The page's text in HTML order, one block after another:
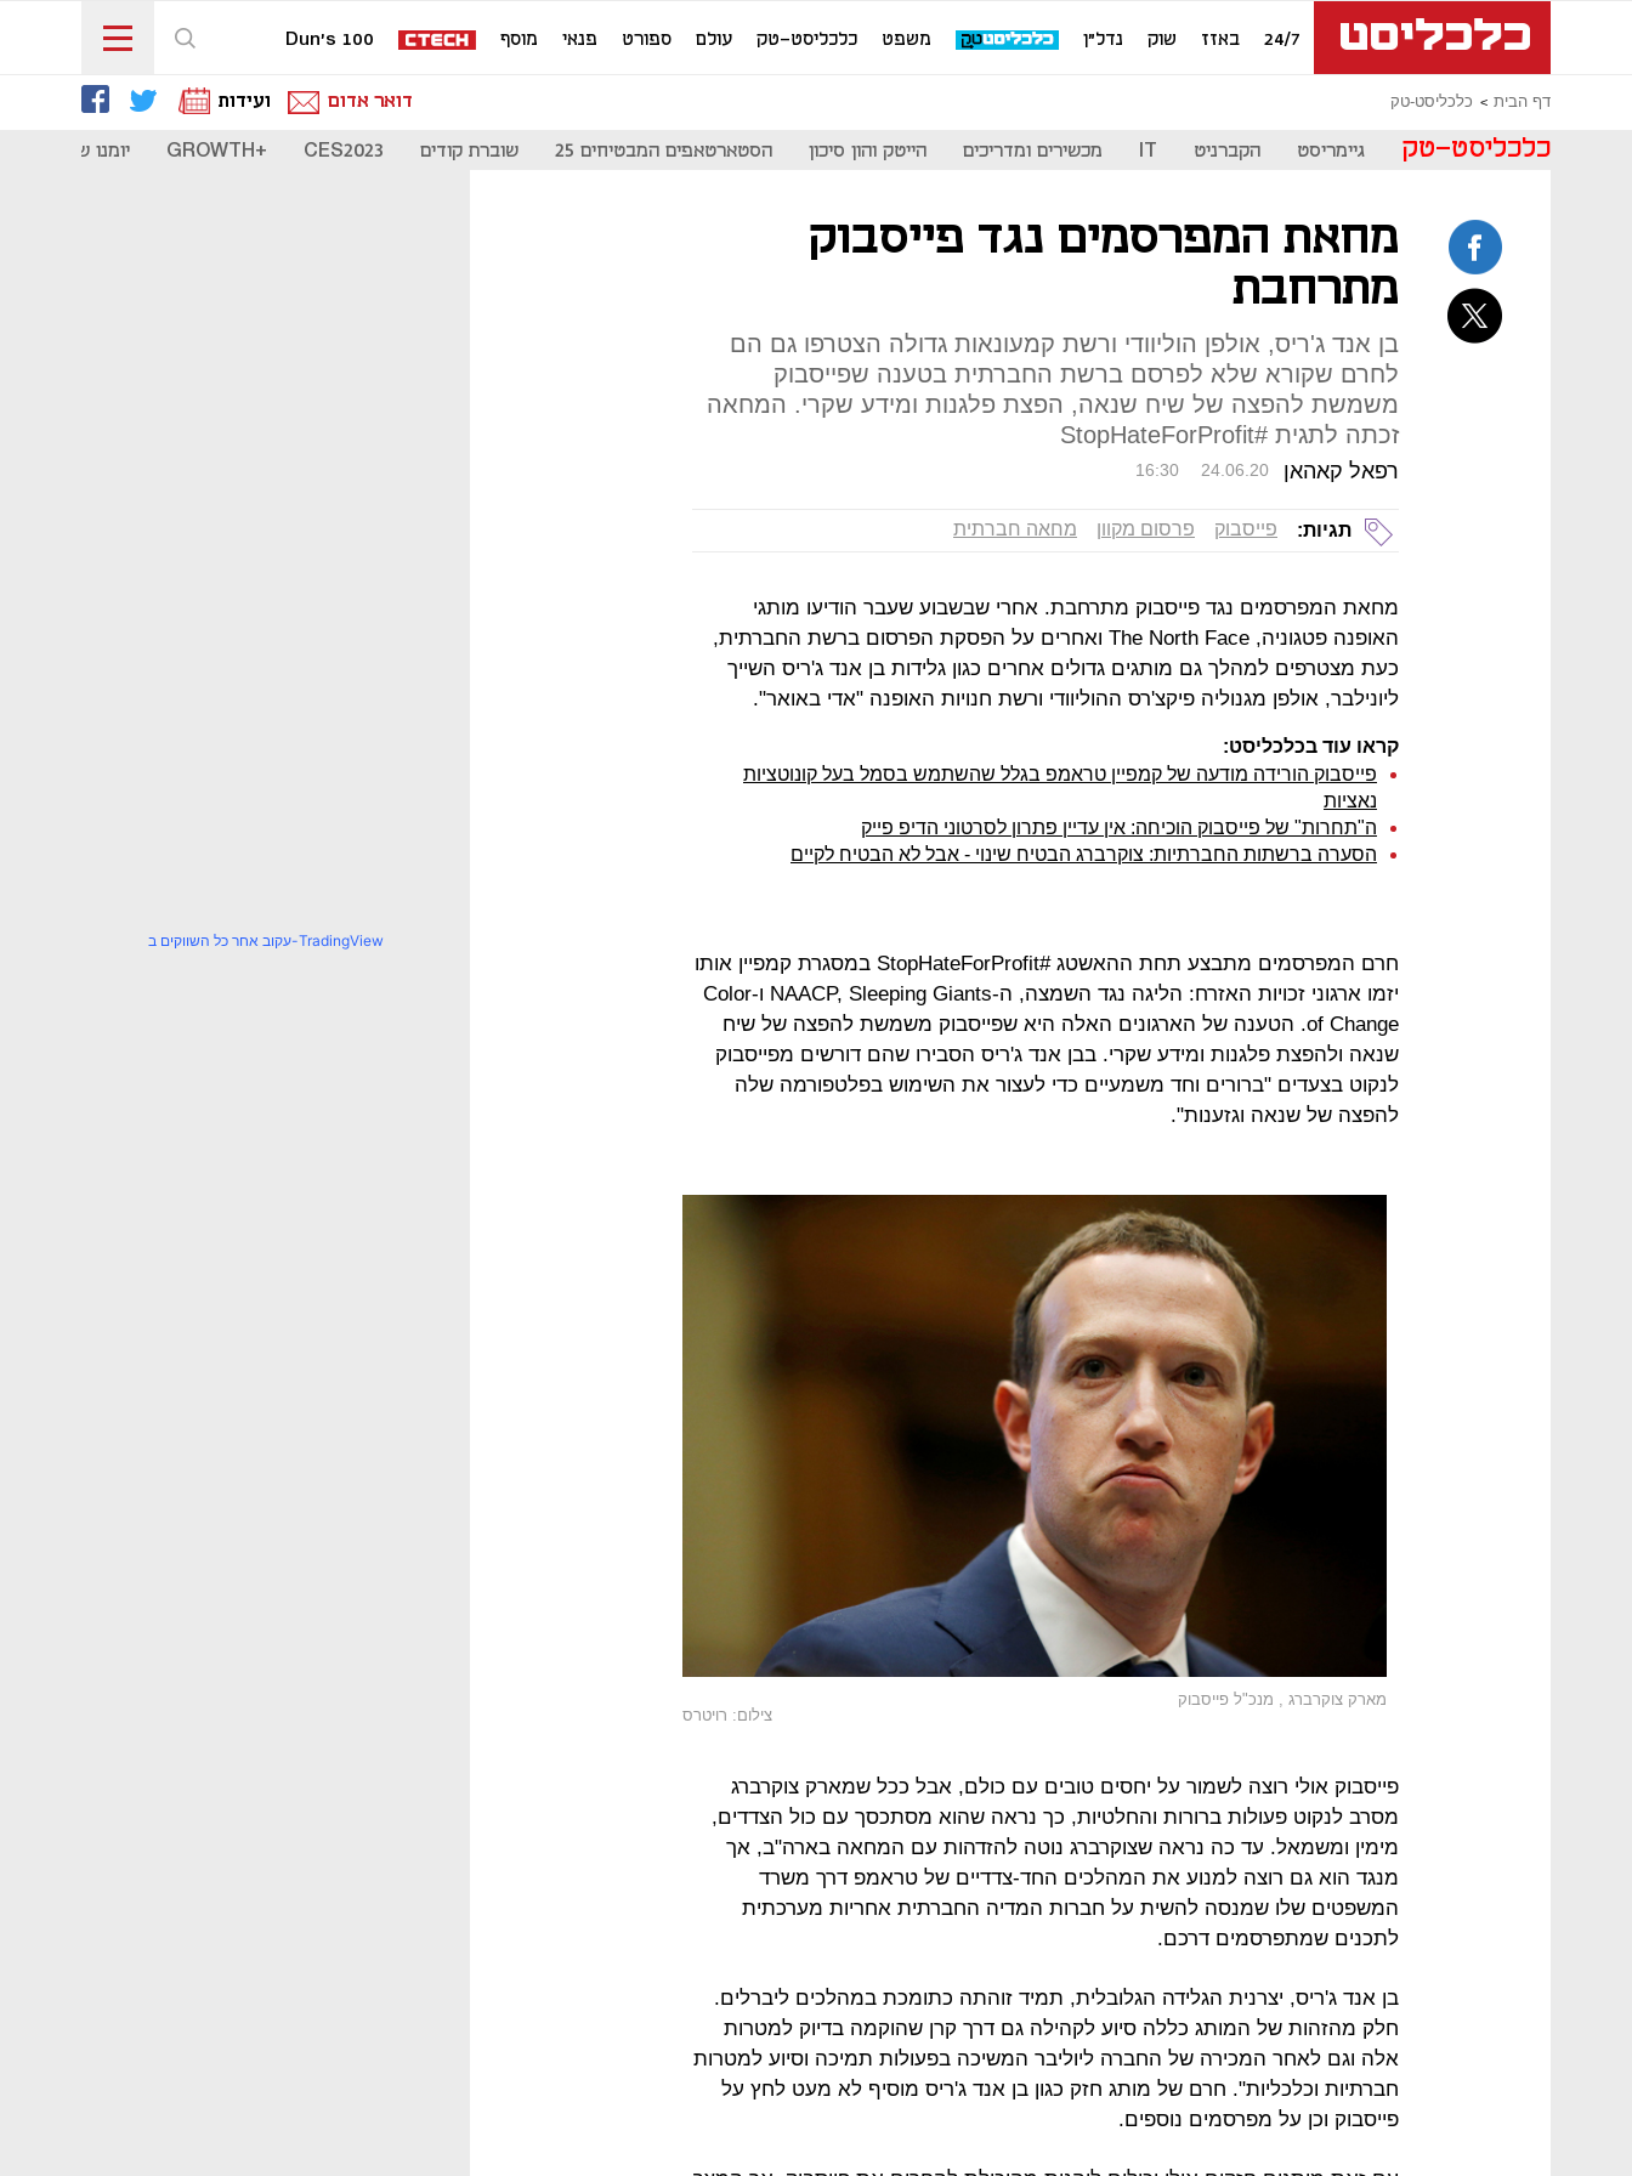
24/7 באזז שוק נדל"ן משפט כלכליסט-טק עולם ספורט פנאי מוסף Dun's 100
דף הבית כלכליסט-טק דואר אדום ועידות
כלכליסט-טק גיימריסט הקברניט IT מכשירים ומדריכים הייטק והון סיכון הסטארטאפים המבטיחים 25 שוברת קודים CES2023
+GROWTH יומנו של
מחאת המפרסמים נגד פייסבוק
מתרחבת
בן אנד ג'ריס, אולפן הוליוודי ורשת קמעונאות גדולה הצטרפו גם הם
לחרם שקורא שלא לפרסם ברשת החברתית בטענה שפייסבוק
משמשת להפצה של שיח שנאה, הפצת פלגנות ומידע שקרי. המחאה
זכתה לתגית #StopHateForProfit
רפאל קאהאן 16:30 24.06.20
תגיות: פייסבוק פרסום מקוון מחאה חברתית
מחאת המפרסמים נגד פייסבוק מתרחבת. אחרי שבשבוע שעבר הודיעו מותגי
האופנה פטגוניה, The North Face ואחרים על הפסקת הפרסום ברשת החברתית,
כעת מצטרפים למהלך גם מותגים גדולים אחרים כגון גלידות בן אנד ג'ריס השייך
ליונילבר, אולפן מגנוליה פיקצ'רס ההוליוודי ורשת חנויות האופנה "אדי באואר".
קראו עוד בכלכליסט:
פייסבוק הורידה מודעה של קמפיין טראמפ בגלל שהשתמש בסמל בעל קונוטציות
נאציות
ה"תחרות" של פייסבוק הוכיחה: אין עדיין פתרון לסרטוני הדיפ פייק
הסערה ברשתות החברתיות: צוקרברג הבטיח שינוי - אבל לא הבטיח לקיים
חרם המפרסמים מתבצע תחת ההאשטג #StopHateForProfit במסגרת קמפיין אותו
יזמו ארגוני זכויות האזרח: הליגה נגד השמצה, ה-NAACP, Sleeping Giants ו-Color
of Change. הטענה של הארגונים האלה היא שפייסבוק משמשת להפצה של שיח
שנאה ולהפצת פלגנות ומידע שקרי. בבן אנד ג'ריס הסבירו שהם דורשים מפייסבוק
לנקוט בצעדים "ברורים וחד משמעיים כדי לעצור את השימוש בפלטפורמה שלה
להפצה של שנאה וגזענות".
מארק צוקרברג , מנכ"ל פייסבוק
צילום: רויטרס
פייסבוק אולי רוצה לשמור על יחסים טובים עם כולם, אבל ככל שמארק צוקרברג
מסרב לנקוט פעולות ברורות והחלטיות, כך נראה שהוא מסתכסך עם כול הצדדים,
מימין ומשמאל. עד כה נראה שצוקרברג נוטה להזדהות עם המחאה בארה"ב, אך
מנגד הוא גם רוצה למנוע את המהלכים החד-צדדיים של טראמפ דרך משרד
המשפטים שלו שמנסה להשית על חברות המדיה החברתית אחריות מערכתית
לתכנים שמתפרסמים דרכם.
בן אנד ג'ריס, יצרנית הגלידה הגלובלית, תמיד זוהתה כתומכת במהלכים ליברלים.
חלק מהזהות של המותג כללה סיוע לקהילה גם דרך קרן שהוקמה בדיוק למטרות
אלה וגם לאחר המכירה של החברה ליוליבר המשיכה בפעולות תמיכה וסיוע למטרות
חברתיות וכלכליות". חרם של מותג חזק כגון בן אנד ג'ריס מוסיף לא מעט לחץ על
פייסבוק וכן על מפרסמים נוספים.
עקוב אחר כל השווקים ב-TradingView